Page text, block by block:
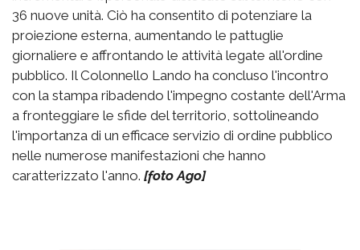
36 nuove unità. Ciò ha consentito di potenziare la
proiezione esterna, aumentando le pattuglie
giornaliere e affrontando le attività legate all'ordine
pubblico. Il Colonnello Lando ha concluso l'incontro
con la stampa ribadendo l'impegno costante dell'Arma
a fronteggiare le sfide del territorio, sottolineando
l'importanza di un efficace servizio di ordine pubblico
nelle numerose manifestazioni che hanno
caratterizzato l'anno. [foto Ago]